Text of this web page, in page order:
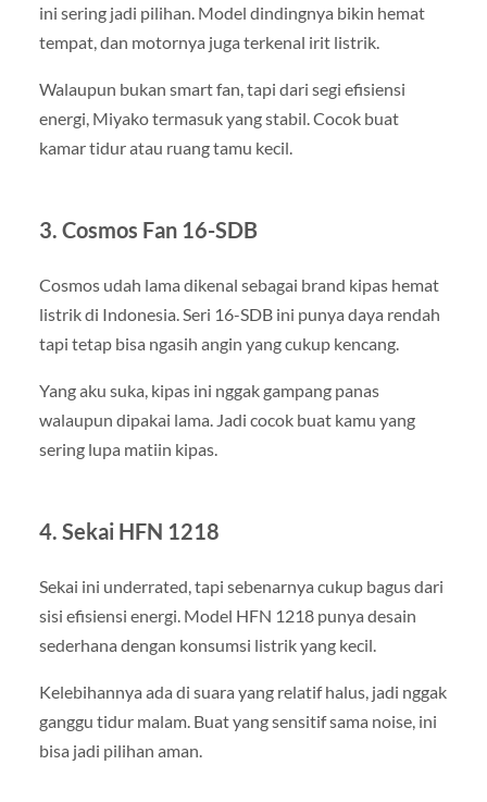
ini sering jadi pilihan. Model dindingnya bikin hemat
tempat, dan motornya juga terkenal irit listrik.
Walaupun bukan smart fan, tapi dari segi efisiensi
energi, Miyako termasuk yang stabil. Cocok buat
kamar tidur atau ruang tamu kecil.
3. Cosmos Fan 16-SDB
Cosmos udah lama dikenal sebagai brand kipas hemat
listrik di Indonesia. Seri 16-SDB ini punya daya rendah
tapi tetap bisa ngasih angin yang cukup kencang.
Yang aku suka, kipas ini nggak gampang panas
walaupun dipakai lama. Jadi cocok buat kamu yang
sering lupa matiin kipas.
4. Sekai HFN 1218
Sekai ini underrated, tapi sebenarnya cukup bagus dari
sisi efisiensi energi. Model HFN 1218 punya desain
sederhana dengan konsumsi listrik yang kecil.
Kelebihannya ada di suara yang relatif halus, jadi nggak
ganggu tidur malam. Buat yang sensitif sama noise, ini
bisa jadi pilihan aman.